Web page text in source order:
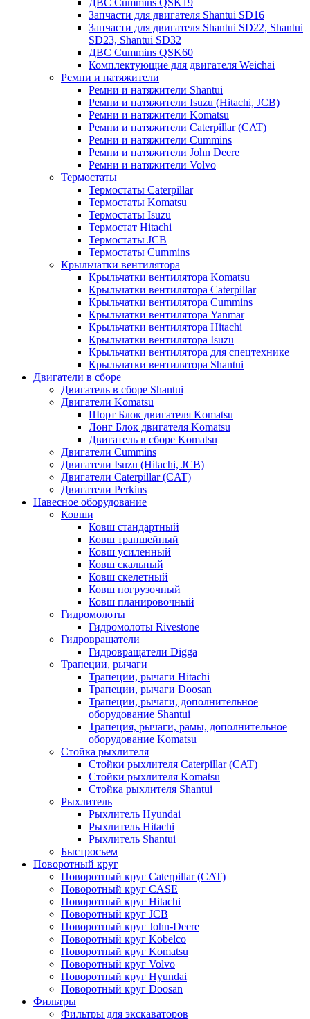
Запчасти для двигателя Shantui SD16
Запчасти для двигателя Shantui SD22, Shantui
SD23, Shantui SD32
ДВС Cummins QSK60
Комплектующие для двигателя Weichai
Ремни и натяжители
Ремни и натяжители Shantui
Ремни и натяжители Isuzu (Hitachi, JCB)
Ремни и натяжители Komatsu
Ремни и натяжители Caterpillar (CAT)
Ремни и натяжители Cummins
Ремни и натяжители John Deere
Ремни и натяжители Volvo
Термостаты
Термостаты Caterpillar
Термостаты Komatsu
Термостаты Isuzu
Термостат Hitachi
Термостаты JCB
Термостаты Cummins
Крыльчатки вентилятора
Крыльчатки вентилятора Komatsu
Крыльчатки вентилятора Caterpillar
Крыльчатки вентилятора Cummins
Крыльчатки вентилятора Yanmar
Крыльчатки вентилятора Hitachi
Крыльчатки вентилятора Isuzu
Крыльчатки вентилятора для спецтехнике
Крыльчатки вентилятора Shantui
Двигатели в сборе
Двигатель в сборе Shantui
Двигатели Komatsu
Шорт Блок двигателя Komatsu
Лонг Блок двигателя Komatsu
Двигатель в сборе Komatsu
Двигатели Cummins
Двигатели Isuzu (Hitachi, JCB)
Двигатели Caterpillar (CAT)
Двигатели Perkins
Навесное оборудование
Ковши
Ковш стандартный
Ковш траншейный
Ковш усиленный
Ковш скальный
Ковш скелетный
Ковш погрузочный
Ковш планировочный
Гидромолоты
Гидромолоты Rivestone
Гидровращатели
Гидровращатели Digga
Трапеции, рычаги
Трапеции, рычаги Hitachi
Трапеции, рычаги Doosan
Трапеции, рычаги, дополнительное
оборудование Shantui
Трапеция, рычаги, рамы, дополнительное
оборудование Komatsu
Стойка рыхлителя
Стойки рыхлителя Caterpillar (CAT)
Стойки рыхлителя Komatsu
Стойка рыхлителя Shantui
Рыхлитель
Рыхлитель Hyundai
Рыхлитель Hitachi
Рыхлитель Shantui
Быстросъем
Поворотный круг
Поворотный круг Caterpillar (CAT)
Поворотный круг CASE
Поворотный круг Hitachi
Поворотный круг JCB
Поворотный круг John-Deere
Поворотный круг Kobelco
Поворотный круг Komatsu
Поворотный круг Volvo
Поворотный круг Hyundai
Поворотный круг Doosan
Фильтры
Фильтры для экскаваторов